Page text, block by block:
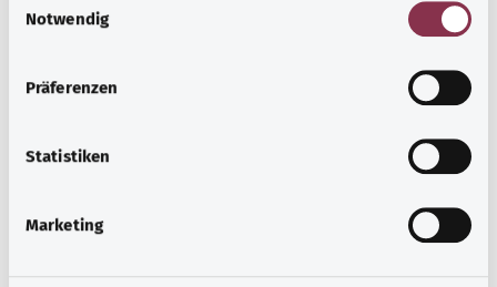
Notwendig
Präferenzen
Statistiken
Marketing